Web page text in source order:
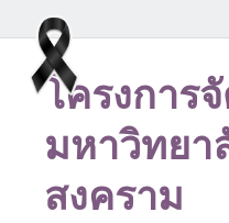
โครงการ
มหาวิทย
สงคราม